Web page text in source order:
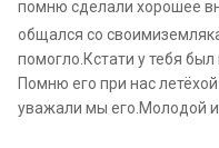
помню сделали хорошее
общался со
помогло.Кстати у тебя
Помню его при нас
уважали мы его.Молодой и